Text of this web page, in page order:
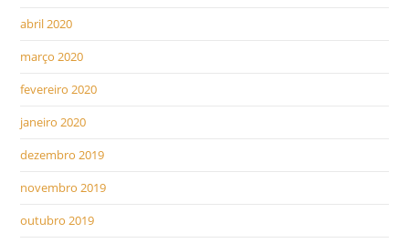
abril 2020
março 2020
fevereiro 2020
janeiro 2020
dezembro 2019
novembro 2019
outubro 2019